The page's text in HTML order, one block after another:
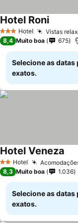
3 EstrelasHotel Vistas
Hotel Roni
8,4 Muito boa 675
Selecione as
exatos.
2 Estrelas
Hotel
Hotel Veneza
8,3 Muito boa 1.036
Selecione as
exatos.